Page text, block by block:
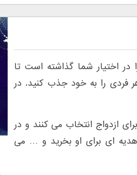
اختیار شما گذاشته است تا
فردی را به خود جذب کنید. در
ازدواج انتخاب می کنند و در
ای برای او بخرید و … می